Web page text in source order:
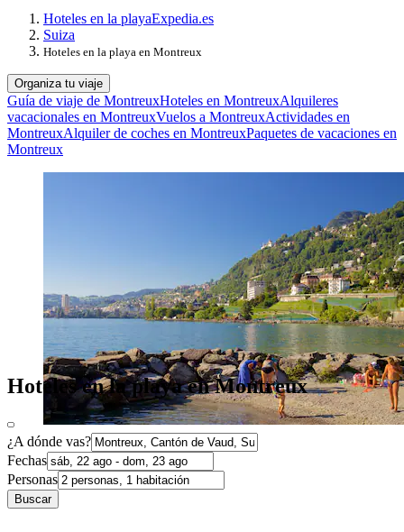
Hoteles en la playaExpedia.es
Suiza
Hoteles en la playa en Montreux
Organiza tu viaje
Guía de viaje de MontreuxHoteles en MontreuxAlquileres
vacacionales en MontreuxVuelos a MontreuxActividades en
MontreuxAlquiler de coches en MontreuxPaquetes de vacaciones en
Montreux
Hoteles en la playa en Montreux
¿A dónde vas?
Fechas
Personas
Buscar